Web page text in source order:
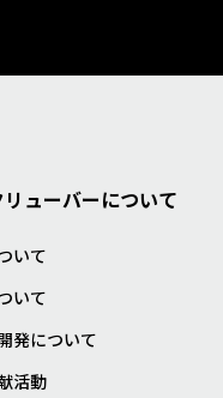
ューバーについて
いて
いて
発について
活動